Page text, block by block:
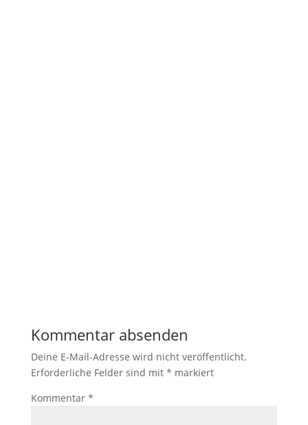
Kommentar absenden
Deine E-Mail-Adresse wird nicht veröffentlicht.
Erforderliche Felder sind mit * markiert
Kommentar *